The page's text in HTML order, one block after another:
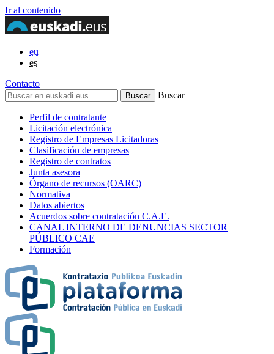
Ir al contenido
eu
es
Contacto
Buscar
Perfil de contratante
Licitación electrónica
Registro de Empresas Licitadoras
Clasificación de empresas
Registro de contratos
Junta asesora
Órgano de recursos (OARC)
Normativa
Datos abiertos
Acuerdos sobre contratación C.A.E.
CANAL INTERNO DE DENUNCIAS SECTOR
PÚBLICO CAE
Formación